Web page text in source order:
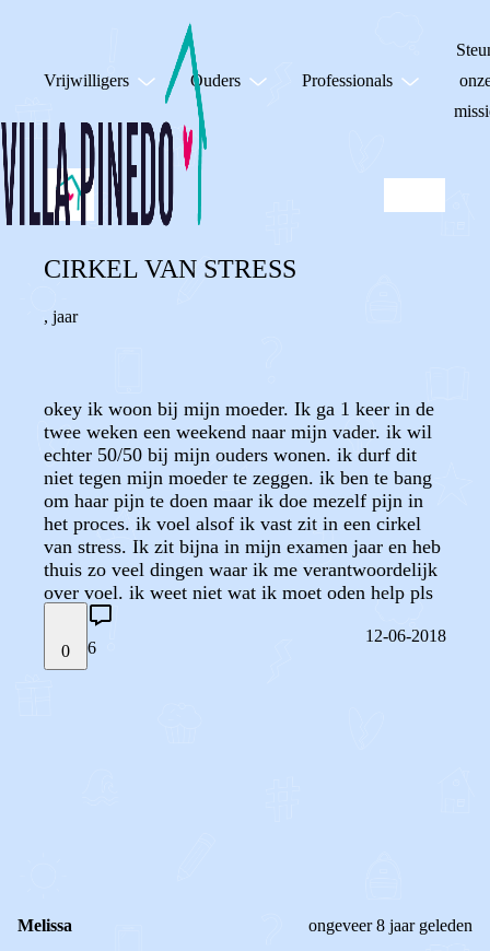
Vrijwilligers Ouders Professionals
CIRKEL VAN STRESS
, jaar
okey ik woon bij mijn moeder. Ik ga 1 keer in de
twee weken een weekend naar mijn vader. ik wil
echter 50/50 bij mijn ouders wonen. ik durf dit
niet tegen mijn moeder te zeggen. ik ben te bang
om haar pijn te doen maar ik doe mezelf pijn in
het proces. ik voel alsof ik vast zit in een cirkel
van stress. Ik zit bijna in mijn examen jaar en heb
thuis zo veel dingen waar ik me verantwoordelijk
over voel. ik weet niet wat ik moet oden help pls
0 6
12-06-2018
Melissa ongeveer 8 jaar geleden